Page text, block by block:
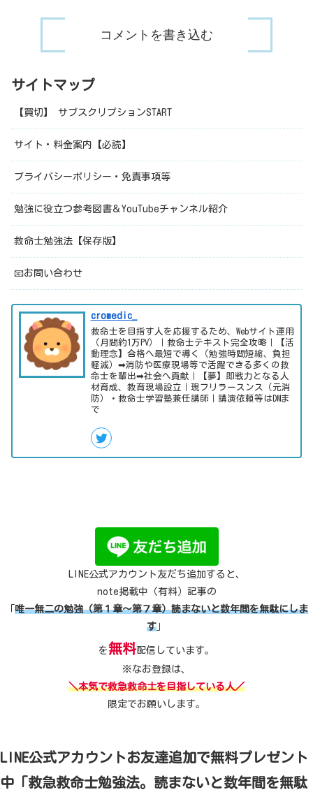
コメントを書き込む
サイトマップ
【買切】 サブスクリプションSTART
サイト・料金案内【必読】
プライバシーポリシー・免責事項等
勉強に役立つ参考図書＆YouTubeチャンネル紹介
救命士勉強法【保存版】
📧お問い合わせ
cromedic_
救命士を目指す人を応援するため、Webサイト運用
（月間約1万PV）｜救命士テキスト完全攻略｜【活
動理念】合格へ最短で導く（勉強時間短縮、負担
軽減）➡消防や医療現場等で活躍できる多くの救
命士を輩出➡社会へ貢献｜【夢】即戦力となる人
材育成、教育現場設立｜現フリラースンス（元消
防）・救命士学習塾兼任講師｜講演依頼等はDMま
で
LINE公式アカウント友だち追加すると、
note掲載中（有料）記事の
唯一無二の勉強（第１章～第７章）読まないと数年間を無駄にしま
す
を無料配信しています。
※なお登録は、
＼本気で救急救命士を目指している人／
限定でお願いします。
LINE公式アカウントお友達追加で無料プレゼント
中「救急救命士勉強法。読まないと数年間を無駄